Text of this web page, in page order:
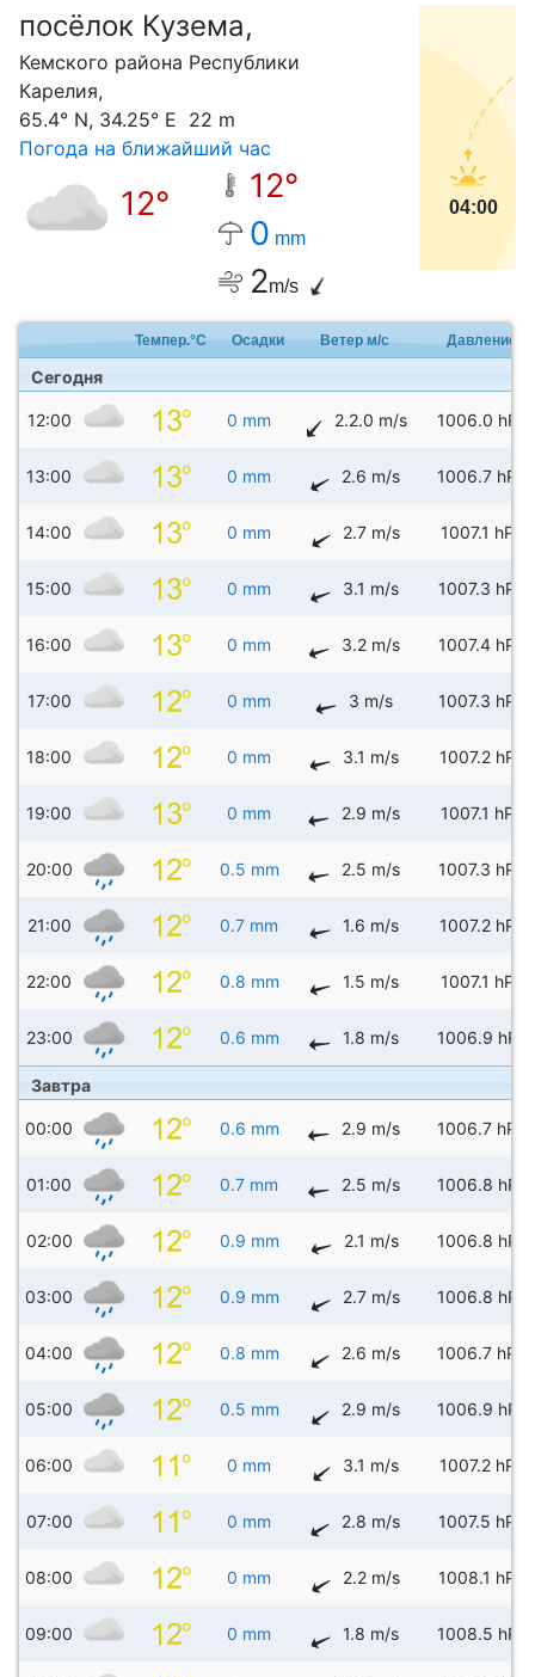
посёлок Кузема,
Кемского района Республики
Карелия,
65.4° N, 34.25° E 22 m
Погода на ближайший час
12°
12°
0 mm
2m/s
04:00
Темпер.°C Осадки Ветер м/с Давление
Сегодня
12:00 0 mm 2.2.0 m/s 1006.0 hPa
13:00 0 mm 2.6 m/s 1006.7 hPa
14:00 0 mm 2.7 m/s 1007.1 hPa
15:00 0 mm 3.1 m/s 1007.3 hPa
16:00 0 mm 3.2 m/s 1007.4 hPa
17:00 0 mm 3 m/s 1007.3 hPa
18:00 0 mm 3.1 m/s 1007.2 hPa
19:00 0 mm 2.9 m/s 1007.1 hPa
20:00 0.5 mm 2.5 m/s 1007.3 hPa
21:00 0.7 mm 1.6 m/s 1007.2 hPa
22:00 0.8 mm 1.5 m/s 1007.1 hPa
23:00 0.6 mm 1.8 m/s 1006.9 hPa
Завтра
00:00 0.6 mm 2.9 m/s 1006.7 hPa
01:00 0.7 mm 2.5 m/s 1006.8 hPa
02:00 0.9 mm 2.1 m/s 1006.8 hPa
03:00 0.9 mm 2.7 m/s 1006.8 hPa
04:00 0.8 mm 2.6 m/s 1006.7 hPa
05:00 0.5 mm 2.9 m/s 1006.9 hPa
06:00 0 mm 3.1 m/s 1007.2 hPa
07:00 0 mm 2.8 m/s 1007.5 hPa
08:00 0 mm 2.2 m/s 1008.1 hPa
09:00 0 mm 1.8 m/s 1008.5 hPa